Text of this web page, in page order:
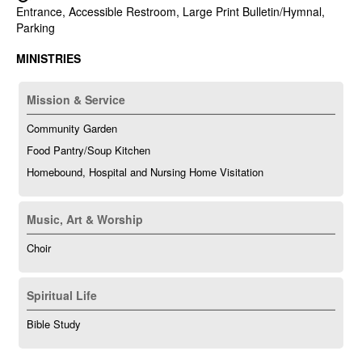
Entrance, Accessible Restroom, Large Print Bulletin/Hymnal,
Parking
MINISTRIES
Mission & Service
Community Garden
Food Pantry/Soup Kitchen
Homebound, Hospital and Nursing Home Visitation
Music, Art & Worship
Choir
Spiritual Life
Bible Study